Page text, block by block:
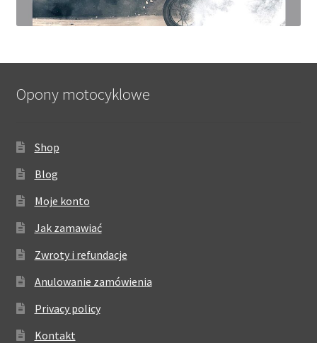
Opony motocyklowe
Shop
Blog
Moje konto
Jak zamawiać
Zwroty i refundacje
Anulowanie zamówienia
Privacy policy
Kontakt